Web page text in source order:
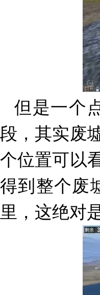
但是一个
段，其实废
个位置可以
得到整个废
里，这绝对